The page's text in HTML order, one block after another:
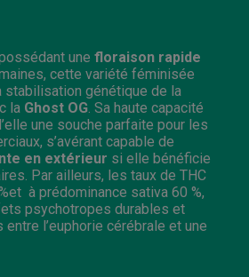
une floraison rapide
cette variété féminisée
génétique de la
la Ghost OG . Sa haute capacité
une souche parfaite pour les
s’avérant capable de
en extérieur si elle bénéficie
Par ailleurs, les taux de THC
à prédominance sativa 60 %,
psychotropes durables et
l’euphorie cérébrale et une